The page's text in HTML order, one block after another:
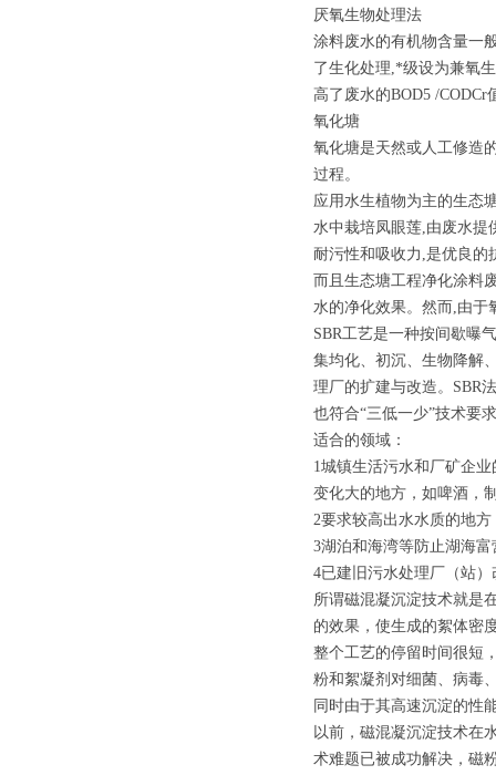
厌氧生物处理法
涂料废水的有机物含量一
了生化处理,*级设为兼氧
高了废水的BOD5 /
氧化塘
氧化塘是天然或人工修造
过程。
应用水生植物为主的生态
水中栽培凤眼莲,由废水提
耐污性和吸收力,是优良的
而且生态塘工程净化涂料
水的净化效果。然而,由于
SBR工艺是一种按间歇曝
集均化、初沉、生物降解
理厂的扩建与改造。SBR
也符合“三低一少”技术要
适合的领域：
1城镇生活污水和厂矿企
变化大的地方，如啤酒，
2要求较高出水水质的地
3湖泊和海湾等防止湖海富
4已建旧污水处理厂（站
所谓磁混凝沉淀技术就是
的效果，使生成的絮体密
整个工艺的停留时间很短
粉和絮凝剂对细菌、病毒
同时由于其高速沉淀的性
以前，磁混凝沉淀技术在
术难题已被成功解决，磁